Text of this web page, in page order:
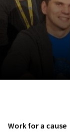
Work for a cause